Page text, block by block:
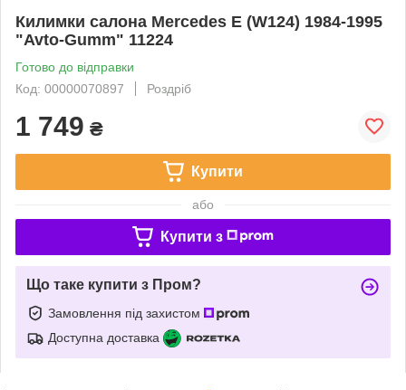
Килимки салона Mercedes E (W124) 1984-1995
"Avto-Gumm" 11224
Готово до відправки
Код: 00000070897
Роздріб
1 749 ₴
Купити
або
Купити з
Що таке купити з Пром?
Замовлення під захистом
Доступна доставка